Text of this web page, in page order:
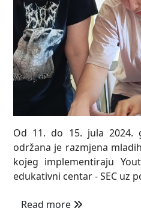
Od 11. do 15. jula 2024.
održana je razmjena
kojeg implementiraju
edukativni centar - SEC uz
Read more